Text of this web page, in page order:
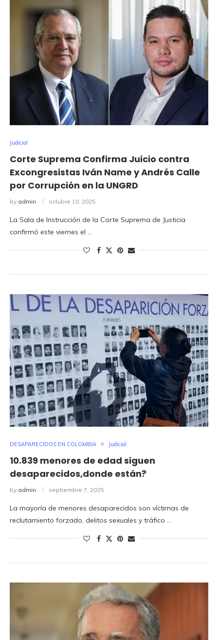
Judicial
Corte Suprema Confirma Juicio contra
Excongresistas Iván Name y Andrés Calle
por Corrupción en la UNGRD
by admin octubre 10, 2025
La Sala de Instrucción de la Corte Suprema de Justicia
confirmó este viernes el …
DESAPARECIDOS EN COLOMBIA Judicial
10.839 menores de edad siguen
desaparecidos,donde están?
by admin septiembre 7, 2025
La mayoría de menores desaparecidos son víctimas de
reclutamiento forzado, delitos sexuales y tráfico …